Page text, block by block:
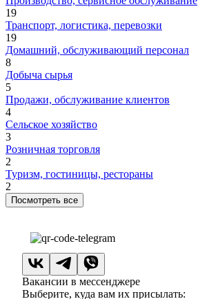
19
Транспорт, логистика, перевозки
19
Домашний, обслуживающий персонал
8
Добыча сырья
5
Продажи, обслуживание клиентов
4
Сельское хозяйство
3
Розничная торговля
2
Туризм, гостиницы, рестораны
2
Посмотреть все
Вакансии в мессенджере
Выберите, куда вам их присылать: